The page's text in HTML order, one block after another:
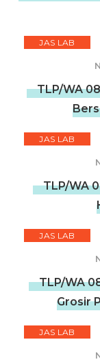
JAS LAB
TLP/WA
JAS LAB
TLP/WA
JAS LAB
TLP/WA
Grosir
JAS LAB